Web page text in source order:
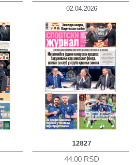
02.04.2026
12827
44.00 RSD